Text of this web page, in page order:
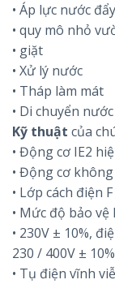
• Áp lực nước
• quy mô nhỏ
• giặt
• Xử lý nước
• Tháp làm mát
• Di chuyển
Kỹ thuật của
• Động cơ IE2
• Động cơ
• Lớp cách điện F
• Mức độ bảo vệ
• 230V ± 10%,
230 / 400V ±
• Tụ điện vĩnh